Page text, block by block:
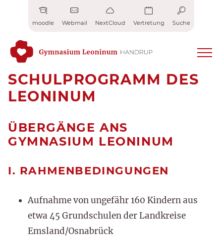
moodle Webmail NextCloud Vertretung Suche
SCHULPROGRAMM DES
LEONINUM
ÜBERGÄNGE ANS
GYMNASIUM LEONINUM
I. RAHMENBEDINGUNGEN
Aufnahme von ungefähr 160 Kindern aus
etwa 45 Grundschulen der Landkreise
Emsland/Osnabrück